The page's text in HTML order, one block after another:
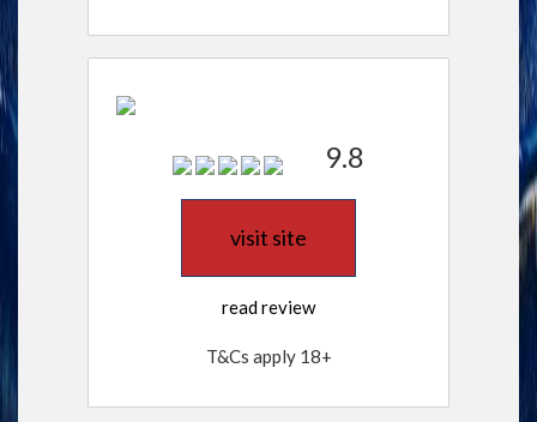
9.8
visit site
read review
T&Cs apply 18+